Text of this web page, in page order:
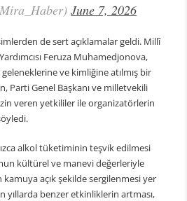
June 7, 2026
de sert açıklamalar geldi. Millî
Feruza Muhamedjonova,
ve kimliğine atılmış bir
Parti Genel Başkanı ve milletvekili
veren yetkililer ile organizatörlerin
alkol tüketiminin teşvik edilmesi
kültürel ve manevi değerleriyle
açık şekilde sergilenmesi yer
yıllarda benzer etkinliklerin artması,